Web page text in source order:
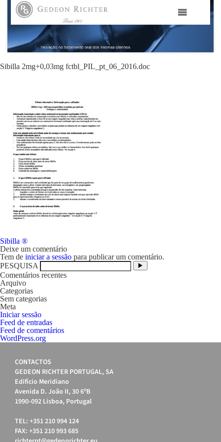
HOME
GEDEON RICHTER PORTUGAL
ÁREAS TERAPÊUTICAS
MEDIA
CONTACTOS
FAMA
Sibilla 2mg+0,03mg fctbl_PIL_pt_06_2016.doc
Navegação
de
artigos
Sibilla ®
Deixe um comentário
Tem de iniciar a sessão para publicar um comentário.
PESQUISA
Comentários recentes
Arquivo
Categorias
Sem categorias
Meta
Iniciar sessão
Feed de entradas
Feed de comentários
WordPress.org
CONTACTOS
GEDEON RICHTER PORTUGAL, SA
Edifício Meridiano
Avenida D. João II, 30 6ºB
1990-092 Lisboa, Portugal
TEL: +351 210 994 124
FAX: +351 210 993 685